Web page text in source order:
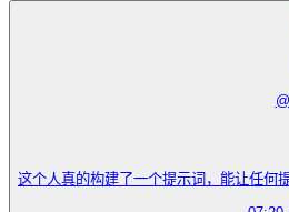
@
这个人真的构建了一个提示词，能让